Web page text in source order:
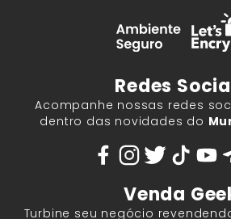
Redes
Acompanhe nossas redes
dentro das novidades do
Venda
Turbine seu negócio